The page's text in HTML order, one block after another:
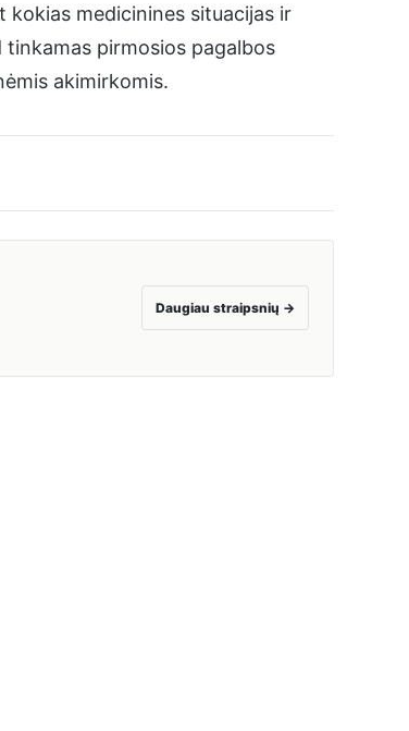
medicinines situacijas ir
pirmosios pagalbos
akimirkomis.
Daugiau straipsnių →